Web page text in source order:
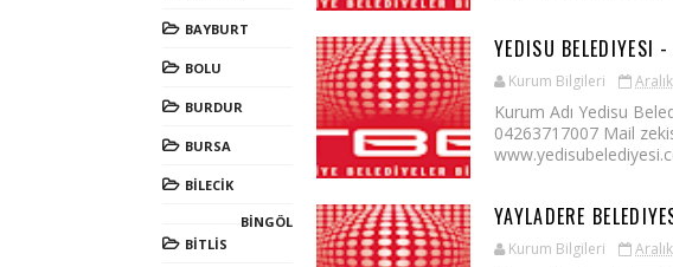
BAYBURT
BOLU
BURDUR
BURSA
BİLECİK
BİNGÖL
BİTLİS
YEDISU BELEDIYESI
Kurum Bilgileri
Kurum Adı Yedisu
04263717007 Mail
YAYLADERE
Kurum Bilgileri